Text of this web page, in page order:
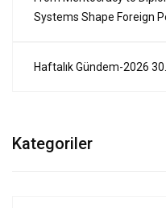
Systems Shape Foreign
Haftalık Gündem-2026
Kategoriler